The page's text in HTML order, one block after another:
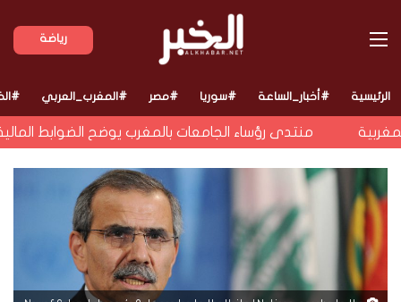
رياضة القائمة
الرئيسية #أخبار_الساعة #سوريا #مصر #المغرب_العربي
منتدى رؤساء الجامعات بالمغرب يوضح الضوابط المالية